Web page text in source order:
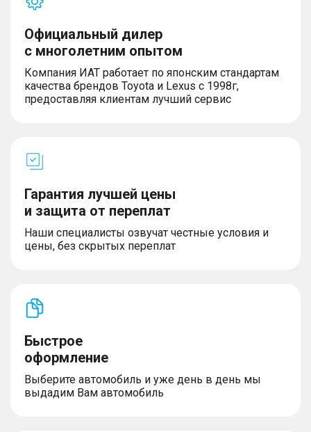
Официальный дилер
с многолетним опытом
Компания ИАТ работает по японским стандартам
качества брендов Toyota и Lexus с 1998г,
предоставляя клиентам лучший сервис
Гарантия лучшей цены
и защита от переплат
Наши специалисты озвучат честные условия и
цены, без скрытых переплат
Быстрое
оформление
Выберите автомобиль и уже день в день мы
выдадим Вам автомобиль